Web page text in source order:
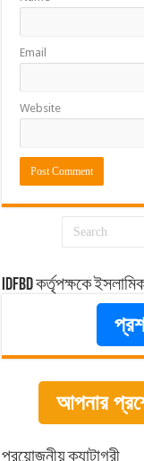
Email
Website
idfbd কর্তৃপক্ষকে
আপনার